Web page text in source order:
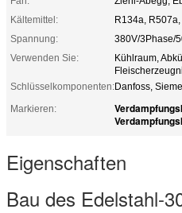
Kältemittel:
R134a,
Spannung:
380V/3Phase/
Verwenden Sie:
Kühlraum,
Schlüsselkomponenten:Danfoss,
Markieren:
Eigenschaften
Bau des Edelstahl-